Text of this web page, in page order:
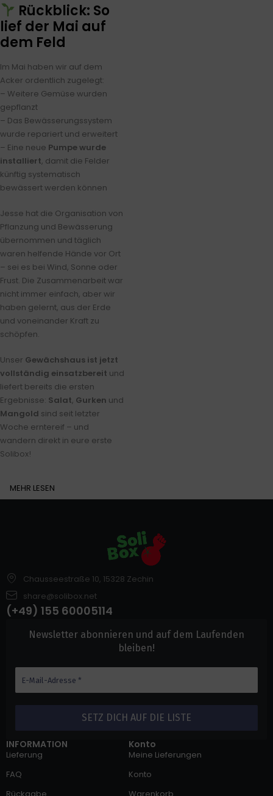
Rückblick: So
lief der Mai auf
dem Feld
Im Mai haben wir auf dem
Acker ordentlich zugelegt:
– Weitere Gemüse wurden
gepflanzt
– Das Bewässerungssystem
wurde repariert und erweitert
– Eine neue Pumpe wurde
installiert, damit die Felder
künftig systematisch
bewässert werden können
Jesse hat die Organisation von
Pflanzung und Bewässerung
übernommen und täglich
waren helfende Hände vor Ort
– sei es bei Wind, Sonne oder
Frust. Die Zusammenarbeit war
nicht immer einfach, aber wir
haben gelernt, aus der Erde
und voneinander Kraft zu
schöpfen.
Unser Gewächshaus ist jetzt
vollständig einsatzbereit und
liefert bereits die ersten
Ergebnisse: Salat, Gurken und
Mangold sind seit letzter
Woche erntereif – und
wandern direkt in eure erste
Solibox!
MEHR LESEN
Chausseestraße 10, 15328 Zechin
share@solibox.net
(+49) 155 60005114
INFORMATION
Lieferung
FAQ
Rückgabe
Konto
Meine Lieferungen
Konto
Warenkorb
Newsletter abonnieren und auf dem Laufenden
bleiben!